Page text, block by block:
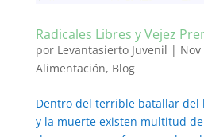
Radicales Libres y Vejez
por Levantasierto Juvenil | Nov
Alimentación, Blog
Dentro del terrible batallar del
y la muerte existen multitud